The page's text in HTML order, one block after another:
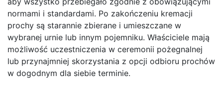
normami i standardami. Po zakończeniu kremacji
prochy są starannie zbierane i umieszczane w
wybranej urnie lub innym pojemniku. Właściciele mają
możliwość uczestniczenia w ceremonii pożegnalnej
lub przynajmniej skorzystania z opcji odbioru prochów
w dogodnym dla siebie terminie.